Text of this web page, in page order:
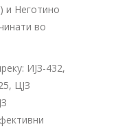
и Неготино
во
ИЈЗ-432,
ЦЈЗ